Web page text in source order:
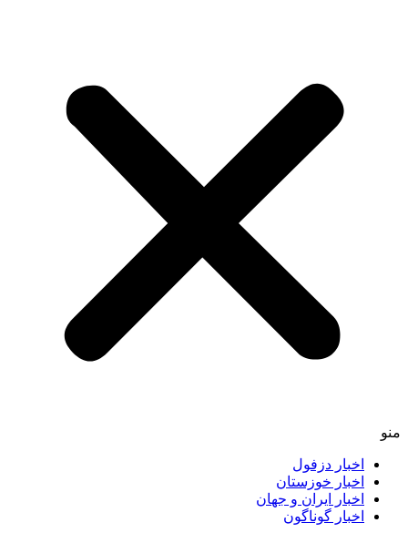
اخبار دزفول
اخبار خوزستان
اخبار ایران و جهان
اخبار گوناگون